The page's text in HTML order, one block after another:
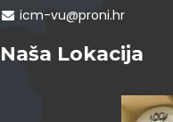
icm-vu@proni.hr
Naša Lokacija